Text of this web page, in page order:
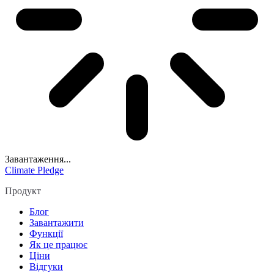
Завантаження...
Climate Pledge
Продукт
Блог
Завантажити
Функції
Як це працює
Ціни
Відгуки